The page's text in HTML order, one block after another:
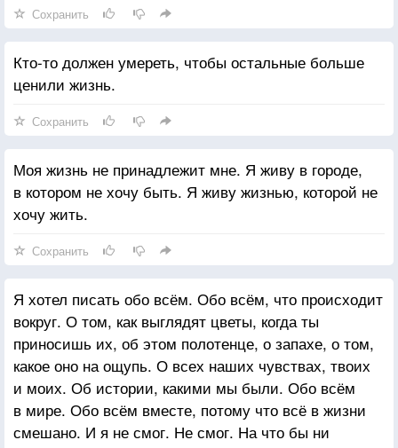
Сохранить
Кто-то должен умереть, чтобы остальные больше
ценили жизнь.
Сохранить
Моя жизнь не принадлежит мне. Я живу в городе,
в котором не хочу быть. Я живу жизнью, которой не
хочу жить.
Сохранить
Я хотел писать обо всём. Обо всём, что происходит
вокруг. О том, как выглядят цветы, когда ты
приносишь их, об этом полотенце, о запахе, о том,
какое оно на ощупь. О всех наших чувствах, твоих
и моих. Об истории, какими мы были. Обо всём
в мире. Обо всём вместе, потому что всё в жизни
смешано. И я не смог. Не смог. На что бы ни